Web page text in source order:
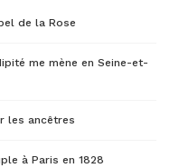
de la Rose
me mène en Seine-et-
les ancêtres
à Paris en 1828